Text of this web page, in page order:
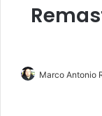
Marco Antonio